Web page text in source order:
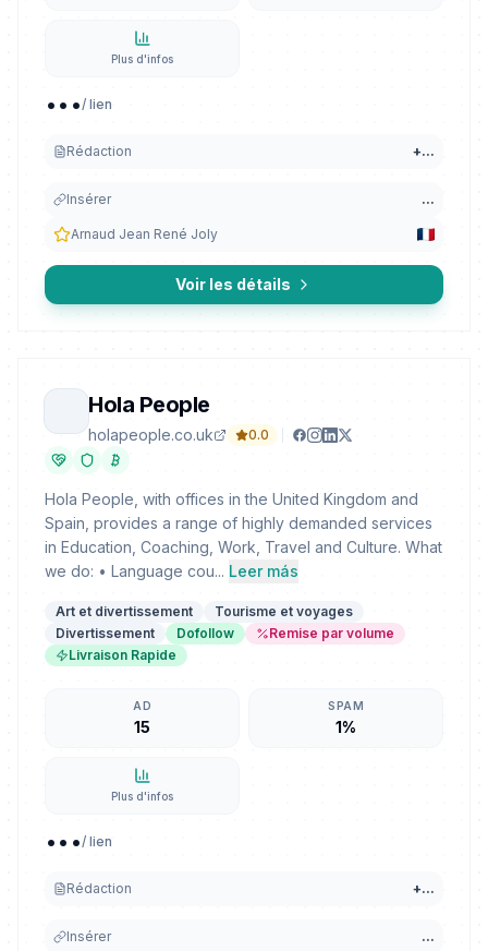
Plus d'infos
.../ lien
Rédaction +...
Insérer ...
Arnaud Jean René Joly
Voir les détails
Hola People
holapeople.co.uk 0.0
Hola People, with offices in the United Kingdom and
Spain, provides a range of highly demanded services
in Education, Coaching, Work, Travel and Culture. What
we do: • Language cou... Leer más
Art et divertissement
Tourisme et voyages
Divertissement
Dofollow
Remise par volume
Livraison Rapide
AD
15
SPAM
1%
Plus d'infos
.../ lien
Rédaction +...
Insérer ...